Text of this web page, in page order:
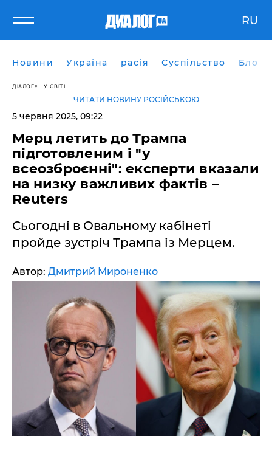
RU
Новини Україна расія Суспільство Блоги
ДІАЛОГ У СВІТІ
ЧИТАТИ НОВИНУ РОСІЙСЬКОЮ
5 червня 2025, 09:22
Мерц летить до Трампа
підготовленим і "у
всеозброєнні": експерти вказали
на низку важливих фактів –
Reuters
Сьогодні в Овальному кабінеті
пройде зустріч Трампа із Мерцем.
Автор: Дмитрий Мироненко